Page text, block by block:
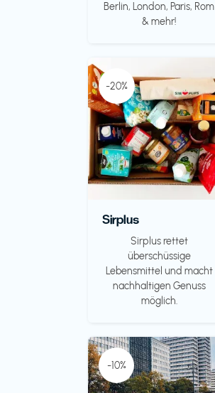
Berlin, London, Paris, Rom
& mehr!
-20%
Sirplus
Sirplus rettet
überschüssige
Lebensmittel und macht
nachhaltigen Genuss
möglich.
-10%